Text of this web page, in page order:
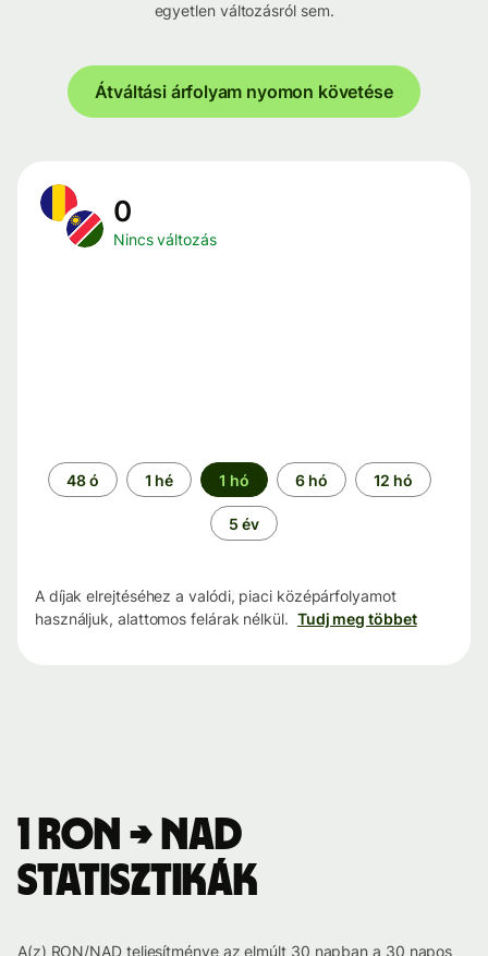
egyetlen változásról sem.
Átváltási árfolyam nyomon követése
0
Nincs változás
Időszak
48 ó 1 hé 1 hó 6 hó 12 hó
5 év
A díjak elrejtéséhez a valódi, piaci középárfolyamot
használjuk, alattomos felárak nélkül. Tudj meg többet
1 RON → NAD
statisztikák
A(z) RON/NAD teljesítménye az elmúlt 30 napban a 30 napos